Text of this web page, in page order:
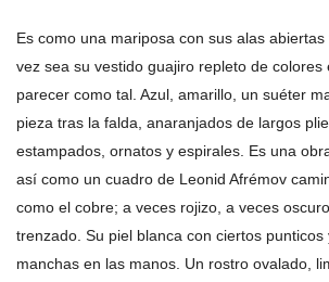
Es como una mariposa con sus alas
vez sea su vestido guajiro repleto de colores
parecer como tal. Azul, amarillo, un suéter
pieza tras la falda, anaranjados de largos
estampados, ornatos y espirales. Es una
así como un cuadro de Leonid Afrémov
como el cobre; a veces rojizo, a veces
trenzado. Su piel blanca con ciertos punticos
manchas en las manos. Un rostro ovalado,